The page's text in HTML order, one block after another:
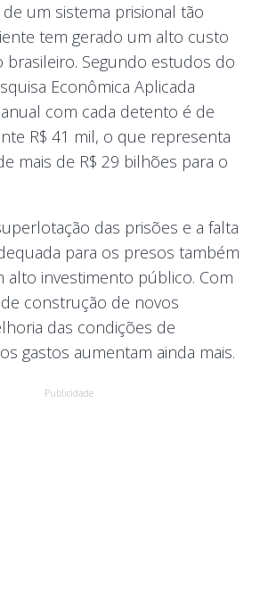
um sistema prisional tão
tem gerado um alto custo
brasileiro. Segundo estudos do
Econômica Aplicada
anual com cada detento é de
R$ 41 mil, o que representa
mais de R$ 29 bilhões para o
das prisões e a falta
para os presos também
alto investimento público. Com
construção de novos
das condições de
gastos aumentam ainda mais.
Publicidade